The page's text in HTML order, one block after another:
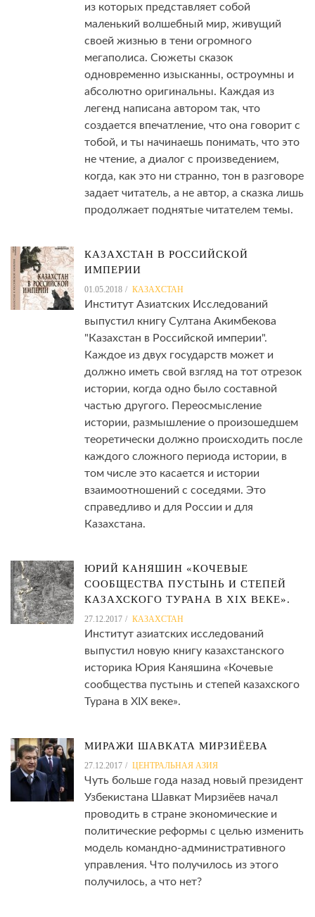
из которых представляет собой
маленький волшебный мир, живущий
своей жизнью в тени огромного
мегаполиса. Сюжеты сказок
одновременно изысканны, остроумны и
абсолютно оригинальны. Каждая из
легенд написана автором так, что
создается впечатление, что она говорит с
тобой, и ты начинаешь понимать, что это
не чтение, а диалог с произведением,
когда, как это ни странно, тон в разговоре
задает читатель, а не автор, а сказка лишь
продолжает поднятые читателем темы.
КАЗАХСТАН В РОССИЙСКОЙ
ИМПЕРИИ
01.05.2018 КАЗАХСТАН
Институт Азиатских Исследований
выпустил книгу Султана Акимбекова
"Казахстан в Российской империи".
Каждое из двух государств может и
должно иметь свой взгляд на тот отрезок
истории, когда одно было составной
частью другого. Переосмысление
истории, размышление о произошедшем
теоретически должно происходить после
каждого сложного периода истории, в
том числе это касается и истории
взаимоотношений с соседями. Это
справедливо и для России и для
Казахстана.
ЮРИЙ КАНЯШИН «КОЧЕВЫЕ
СООБЩЕСТВА ПУСТЫНЬ И СТЕПЕЙ
КАЗАХСКОГО ТУРАНА В XIX ВЕКЕ».
27.12.2017 КАЗАХСТАН
Институт азиатских исследований
выпустил новую книгу казахстанского
историка Юрия Каняшина «Кочевые
сообщества пустынь и степей казахского
Турана в XIX веке».
МИРАЖИ ШАВКАТА МИРЗИЁЕВА
27.12.2017 ЦЕНТРАЛЬНАЯ АЗИЯ
Чуть больше года назад новый президент
Узбекистана Шавкат Мирзиёев начал
проводить в стране экономические и
политические реформы с целью изменить
модель командно-административного
управления. Что получилось из этого
получилось, а что нет?